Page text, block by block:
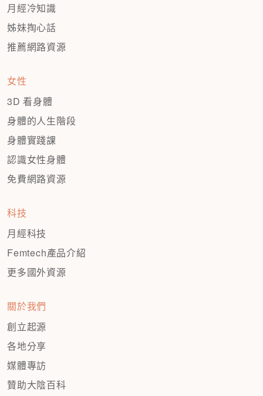
月經冷知識
姊妹掏心話
推薦網路資源
女性
3D 看身體
身體的人生階段
身體實踐課
認識女性身體
免費網路資源
科技
月經科技
Femtech產品介紹
更多國外資源
關於我們
創立起源
各地分享
媒體專訪
贊助大陰百科